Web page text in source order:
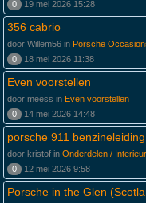
0
19 mei 2026 15:28
356 cabrio
door Willem56 in Porsche
0
18 mei 2026 11:38
Even voorstellen
door meess in Even voorstellen
0
14 mei 2026 14:48
porsche 911
door kristof in Onderdelen /
0
12 mei 2026 9:58
Porsche in the Glen